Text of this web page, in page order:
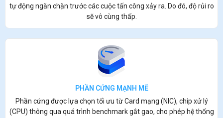
tự động ngăn chặn trước các cuộc tấn công xảy ra. Do đó, độ rủi ro
sẽ vô cùng thấp.
PHẦN CỨNG MẠNH MẼ
Phần cứng được lựa chọn tối ưu từ Card mạng (NIC), chip xử lý
(CPU) thông qua quá trình benchmark gắt gao, cho phép hệ thống